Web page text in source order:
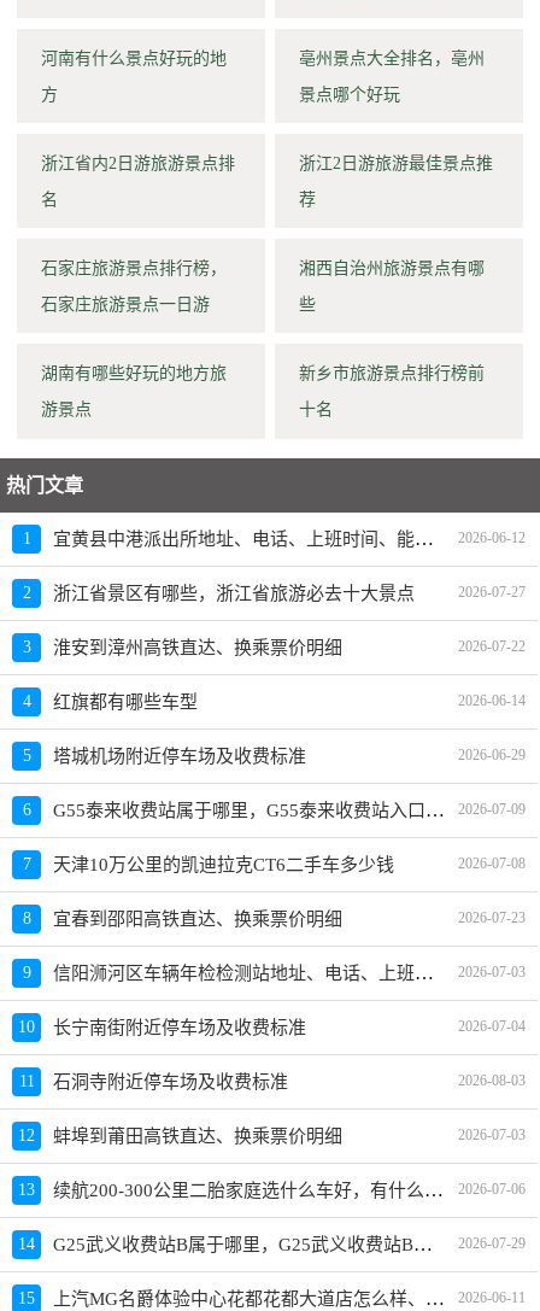
河南有什么景点好玩的地
方
亳州景点大全排名，亳州
景点哪个好玩
浙江省内2日游旅游景点排
名
浙江2日游旅游最佳景点推
荐
石家庄旅游景点排行榜，
石家庄旅游景点一日游
湘西自治州旅游景点有哪
些
湖南有哪些好玩的地方旅
游景点
新乡市旅游景点排行榜前
十名
热门文章
1 宜黄县中港派出所地址、电话、上班时间、能处理违章吗 2026-06-12
2 浙江省景区有哪些，浙江省旅游必去十大景点 2026-07-27
3 淮安到漳州高铁直达、换乘票价明细 2026-07-22
4 红旗都有哪些车型 2026-06-14
5 塔城机场附近停车场及收费标准 2026-06-29
6 G55泰来收费站属于哪里，G55泰来收费站入口的详细地址 2026-07-09
7 天津10万公里的凯迪拉克CT6二手车多少钱 2026-07-08
8 宜春到邵阳高铁直达、换乘票价明细 2026-07-23
9 信阳浉河区车辆年检检测站地址、电话、上班时间 2026-07-03
10 长宁南街附近停车场及收费标准 2026-07-04
11 石洞寺附近停车场及收费标准 2026-08-03
12 蚌埠到莆田高铁直达、换乘票价明细 2026-07-03
13 续航200-300公里二胎家庭选什么车好，有什么车推荐及价格 2026-07-06
14 G25武义收费站B属于哪里，G25武义收费站B入口的详细地址 2026-07-29
15 上汽MG名爵体验中心花都花都大道店怎么样、地址、电话、上班时间查询 2026-06-11